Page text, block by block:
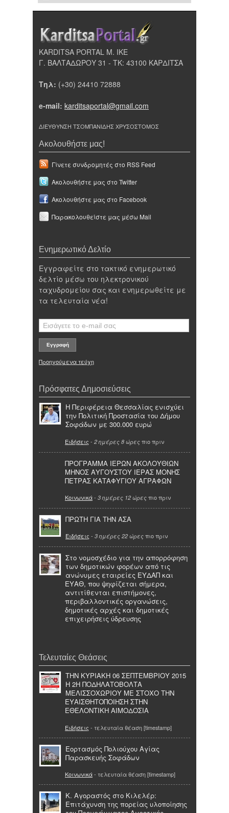
KARDITSA PORTAL Μ. ΙΚΕ
Γ. ΒΑΛΤΑΔΩΡΟΥ 31 - ΤΚ: 43100 ΚΑΡΔΙΤΣΑ
Τηλ: (+30) 24410 72888
e-mail: karditsaportal@gmail.com
ΔΙΕΥΘΥΝΣΗ ΤΣΟΜΠΑΝΙΔΗΣ ΧΡΥΣΟΣΤΟΜΟΣ
Ακολουθήστε μας!
Γίνετε συνδρομητές στο RSS Feed
Ακολουθήστε μας στο Twitter
Ακολουθήστε μας στο Facebook
Παρακολουθείστε μας μέσω Mail
Ενημερωτικό Δελτίο
Εγγραφείτε στο τακτικό ενημερωτικό
δελτίο μέσω του ηλεκτρονικού
ταχυδρομείου σας και ενημερωθείτε με
τα τελευταία νέα!
Προηγούμενα τεύχη
Πρόσφατες Δημοσιεύσεις
Η Περιφέρεια Θεσσαλίας ενισχύει
την Πολιτική Προστασία του Δήμου
Σοφάδων με 300.000 ευρώ
Ειδήσεις - 2 ημέρες 8 ώρες πιο πριν
ΠΡΟΓΡΑΜΜΑ ΙΕΡΩΝ ΑΚΟΛΟΥΘΙΩΝ
ΜΗΝΟΣ ΑΥΓΟΥΣΤΟΥ ΙΕΡΑΣ ΜΟΝΗΣ
ΠΕΤΡΑΣ ΚΑΤΑΦΥΓΙΟΥ ΑΓΡΑΦΩΝ
Κοινωνικά- 3 ημέρες 12 ώρες πιο πριν
ΠΡΩΤΗ ΓΙΑ ΤΗΝ ΑΣΑ
Ειδήσεις - 3 ημέρες 22 ώρες πιο πριν
Στο νομοσχέδιο για την απορρόφηση
των δημοτικών φορέων από τις
ανώνυμες εταιρείες ΕΥΔΑΠ και
ΕΥΑΘ, που ψηφίζεται σήμερα,
αντιτίθενται επιστήμονες,
περιβαλλοντικές οργανώσεις,
δημοτικές αρχές και δημοτικές
επιχειρήσεις ύδρευσης
Τελευταίες Θεάσεις
ΤΗΝ ΚΥΡΙΑΚΗ 06 ΣΕΠΤΕΜΒΡΙΟΥ 2015
Η 2Η ΠΟΔΗΛΑΤΟΒΟΛΤΑ
ΜΕΛΙΣΣΟΧΩΡΙΟΥ ΜΕ ΣΤΟΧΟ ΤΗΝ
ΕΥΑΙΣΘΗΤΟΠΟΙΗΣΗ ΣΤΗΝ
ΕΘΕΛΟΝΤΙΚΗ ΑΙΜΟΔΟΣΙΑ
Ειδήσεις - τελευταία θέαση [timestamp]
Εορτασμός Πολιούχου Αγίας
Παρασκευής Σοφάδων
Κοινωνικά- τελευταία θέαση [timestamp]
Κ. Αγοραστός στο Κιλελέρ:
Επιτάχυνση της πορείας υλοποίησης